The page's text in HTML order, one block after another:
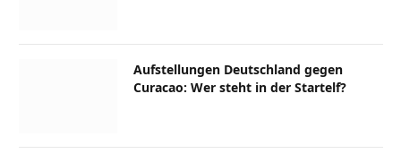
Aufstellungen Deutschland gegen
Curacao: Wer steht in der Startelf?